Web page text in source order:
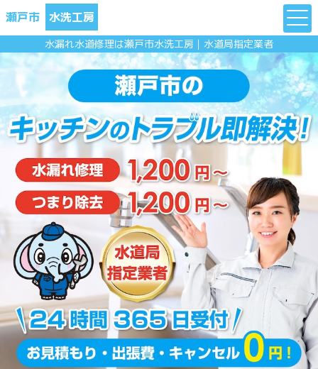
瀬戸市 水洗工房
水漏れ水道修理は瀬戸市水洗工房｜水道局指定業者